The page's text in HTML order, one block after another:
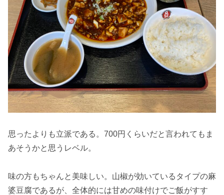
思ったよりも立派である。700円くらいだと言われてもま
あそうかと思うレベル。
味の方もちゃんと美味しい。山椒が効いているタイプの麻
婆豆腐であるが、全体的には甘めの味付けでご飯がすす